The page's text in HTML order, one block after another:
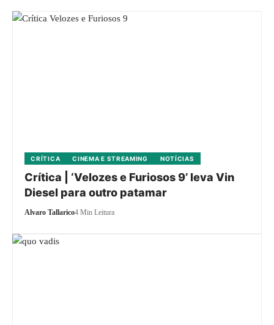
CRÍTICA CINEMA E STREAMING NOTÍCIAS
Crítica | ‘Velozes e Furiosos 9’ leva Vin
Diesel para outro patamar
Alvaro Tallarico4 Min Leitura